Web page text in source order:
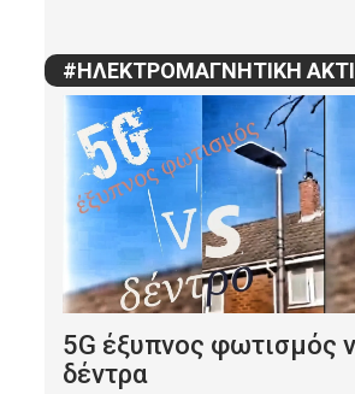
#ΗΛΕΚΤΡΟΜΑΓΝΗΤΙΚΗ
5G έξυπνος φωτισμός
δέντρα